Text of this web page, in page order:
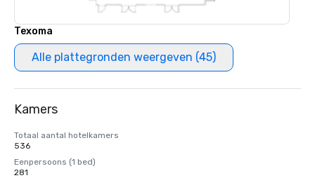
Texoma
Alle plattegronden weergeven (45)
Kamers
Totaal aantal hotelkamers
536
Eenpersoons (1 bed)
281